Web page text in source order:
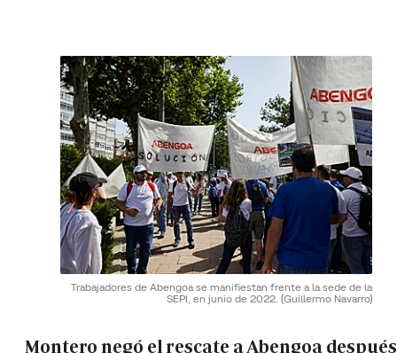
Trabajadores de Abengoa se manifiestan frente a la sede de la
SEPI, en junio de 2022. (Guillermo Navarro)
Montero negó el rescate a Abengoa después